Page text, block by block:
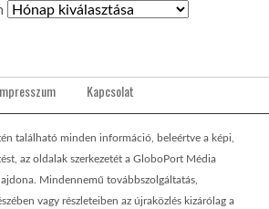
Kapcsolat
található minden információ, beleértve a képi,
az oldalak szerkezetét a GloboPort Média
Mindennemű továbbszolgáltatás,
vagy részleteiben az újraközlés kizárólag a